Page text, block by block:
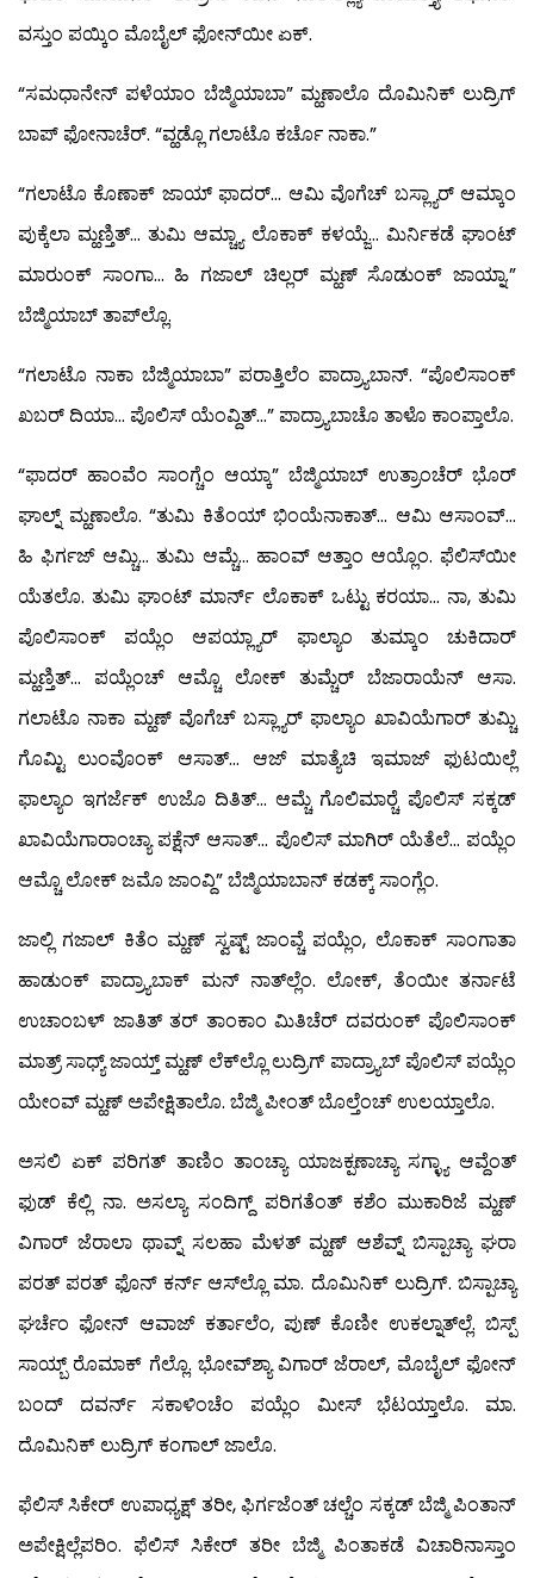
ವಸ್ತುಂ ಪಯ್ಕಿಂ ಮೊಬೈಲ್ ಫೋನ್‍ಯೀ ಏಕ್.
“ಸಮಧಾನೇನ್ ಪಳೆಯಾಂ ಬೆಜ್ಮಿಯಾಬಾ” ಮ್ಹಣಾಲೊ ದೊಮಿನಿಕ್ ಲುದ್ರಿಗ್
ಬಾಪ್ ಫೋನಾಚೆರ್. “ವ್ಹಡ್ಲೊ ಗಲಾಟೊ ಕರ್ಚೊ ನಾಕಾ.”
“ಗಲಾಟೊ ಕೊಣಾಕ್ ಜಾಯ್ ಫಾದರ್… ಆಮಿ ವೊಗೆಚ್ ಬಸ್ಲ್ಯಾರ್ ಆಮ್ಕಾಂ
ಪುಕ್ಕೆಲಾ ಮ್ಹಣ್ತಿತ್… ತುಮಿ ಆಮ್ಚ್ಯಾ ಲೊಕಾಕ್ ಕಳಯ್ಜೆ… ಮಿರ್ನಿಕಡೆ ಘಾಂಟ್
ಮಾರುಂಕ್ ಸಾಂಗಾ… ಹಿ ಗಜಾಲ್ ಚಿಲ್ಲರ್ ಮ್ಹಣ್ ಸೊಡುಂಕ್ ಜಾಯ್ನಾ.”
ಬೆಜ್ಮಿಯಾಬ್ ತಾಪ್‍ಲ್ಲೊ.
“ಗಲಾಟೊ ನಾಕಾ ಬೆಜ್ಮಿಯಾಬಾ” ಪರಾತ್ತಿಲೆಂ ಪಾದ್ರ್ಯಾಬಾನ್. “ಪೊಲಿಸಾಂಕ್
ಖಬರ್ ದಿಯಾ… ಪೊಲಿಸ್ ಯೆಂವ್ದಿತ್…” ಪಾದ್ರ್ಯಾಬಾಚೊ ತಾಳೊ ಕಾಂಪ್ತಾಲೊ.
“ಫಾದರ್ ಹಾಂವೆಂ ಸಾಂಗ್ಚೆಂ ಆಯ್ಕಾ” ಬೆಜ್ಮಿಯಾಬ್ ಉತ್ರಾಂಚೆರ್ ಭೊರ್
ಘಾಲ್ನ್ ಮ್ಹಣಾಲೊ. “ತುಮಿ ಕಿತೆಂಯ್ ಭಿಂಯೆನಾಕಾತ್… ಆಮಿ ಆಸಾಂವ್…
ಹಿ ಫಿರ್ಗಜ್ ಆಮ್ಚಿ… ತುಮಿ ಆಮ್ಚೆ… ಹಾಂವ್ ಆತ್ತಾಂ ಆಯ್ಲೊಂ. ಫೆಲಿಸ್‍ಯೀ
ಯೆತಲೊ. ತುಮಿ ಘಾಂಟ್ ಮಾರ್ನ್ ಲೊಕಾಕ್ ಒಟ್ಟು ಕರಯಾ… ನಾ, ತುಮಿ
ಪೊಲಿಸಾಂಕ್ ಪಯ್ಲೆಂ ಆಪಯ್ಲ್ಯಾರ್ ಫಾಲ್ಯಾಂ ತುಮ್ಕಾಂ ಚುಕಿದಾರ್
ಮ್ಹಣ್ತಿತ್… ಪಯ್ಲೆಂಚ್ ಆಮ್ಚೊ ಲೋಕ್ ತುಮ್ಚೆರ್ ಬೆಜಾರಾಯೆನ್ ಆಸಾ.
ಗಲಾಟೊ ನಾಕಾ ಮ್ಹಣ್ ವೊಗೆಚ್ ಬಸ್ಲ್ಯಾರ್ ಫಾಲ್ಯಾಂ ಖಾವಿಯೆಗಾರ್ ತುಮ್ಚಿ
ಗೊಮ್ಟಿ ಲುಂವೊಂಕ್ ಆಸಾತ್… ಆಜ್ ಮಾತ್ಯೆಚಿ ಇಮಾಜ್ ಫುಟಯಿಲ್ಲೆ
ಫಾಲ್ಯಾಂ ಇಗರ್ಜೆಕ್ ಉಜೊ ದಿತಿತ್… ಆಮ್ಚೆ ಗೊಲಿಮಾರ್‍ಚೆ ಪೊಲಿಸ್ ಸಕ್ಕಡ್
ಖಾವಿಯೆಗಾರಾಂಚ್ಯಾ ಪಕ್ಷೆನ್ ಆಸಾತ್… ಪೊಲಿಸ್ ಮಾಗಿರ್ ಯೆತೆಲೆ… ಪಯ್ಲೆಂ
ಆಮ್ಚೊ ಲೋಕ್ ಜಮೊ ಜಾಂವ್ದಿ” ಬೆಜ್ಮಿಯಾಬಾನ್ ಕಡಕ್ಕ್ ಸಾಂಗ್ಲೆಂ.
ಜಾಲ್ಲಿ ಗಜಾಲ್ ಕಿತೆಂ ಮ್ಹಣ್ ಸ್ವಷ್ಟ್ ಜಾಂವ್ಚೆ ಪಯ್ಲೆಂ, ಲೊಕಾಕ್ ಸಾಂಗಾತಾ
ಹಾಡುಂಕ್ ಪಾದ್ರ್ಯಾಬಾಕ್ ಮನ್ ನಾತ್‍ಲ್ಲೆಂ. ಲೋಕ್, ತೆಂಯೀ ತರ್ನಾಟೆ
ಉಚಾಂಬಳ್ ಜಾತಿತ್ ತರ್ ತಾಂಕಾಂ ಮಿತಿಚೆರ್ ದವರುಂಕ್ ಪೊಲಿಸಾಂಕ್
ಮಾತ್ರ್ ಸಾಧ್ಯ್ ಜಾಯ್ತ್ ಮ್ಹಣ್ ಲೆಕ್‍ಲ್ಲೊ ಲುದ್ರಿಗ್ ಪಾದ್ರ್ಯಾಬ್ ಪೊಲಿಸ್ ಪಯ್ಲೆಂ
ಯೇಂವ್ ಮ್ಹಣ್ ಅಪೇಕ್ಷಿತಾಲೊ. ಬೆಜ್ಮಿ ಪೀಂತ್ ಬೊಲ್ತೆಂಚ್ ಉಲಯ್ತಾಲೊ.
ಅಸಲಿ ಏಕ್ ಪರಿಗತ್ ತಾಣಿಂ ತಾಂಚ್ಯಾ ಯಾಜಕ್ಪಣಾಚ್ಯಾ ಸಗ್ಳ್ಯಾ ಆವ್ದೆಂತ್
ಫುಡ್ ಕೆಲ್ಲಿ ನಾ. ಅಸಲ್ಯಾ ಸಂದಿಗ್ದ್ ಪರಿಗತೆಂತ್ ಕಶೆಂ ಮುಕಾರಿಜೆ ಮ್ಹಣ್
ವಿಗಾರ್ ಜೆರಾಲಾ ಥಾವ್ನ್ ಸಲಹಾ ಮೆಳತ್ ಮ್ಹಣ್ ಆಶೆವ್ನ್ ಬಿಸ್ಪಾಚ್ಯಾ ಘರಾ
ಪರತ್ ಪರತ್ ಫೊನ್ ಕರ್ನ್ ಆಸ್‍ಲ್ಲೊ ಮಾ. ದೊಮಿನಿಕ್ ಲುದ್ರಿಗ್. ಬಿಸ್ಪಾಚ್ಯಾ
ಘರ್ಚೆಂ ಫೋನ್ ಆವಾಜ್ ಕರ್ತಾಲೆಂ, ಪುಣ್ ಕೊಣೀ ಉಕಲ್ನಾತ್‍ಲ್ಲೆ. ಬಿಸ್ಪ್
ಸಾಯ್ಬ್ ರೊಮಾಕ್ ಗೆಲ್ಲೊ. ಭೋವ್‍ಶ್ಯಾ ವಿಗಾರ್ ಜೆರಾಲ್, ಮೊಬೈಲ್ ಫೋನ್
ಬಂದ್ ದವರ್ನ್ ಸಕಾಳಿಂಚೆಂ ಪಯ್ಲೆಂ ಮೀಸ್ ಭೆಟಯ್ತಾಲೊ. ಮಾ.
ದೊಮಿನಿಕ್ ಲುದ್ರಿಗ್ ಕಂಗಾಲ್ ಜಾಲೊ.
ಫೆಲಿಸ್ ಸಿಕೇರ್ ಉಪಾಧ್ಯಕ್ಷ್ ತರೀ, ಫಿರ್ಗಜೆಂತ್ ಚಲ್ಚೆಂ ಸಕ್ಕಡ್ ಬೆಜ್ಮಿ ಪಿಂತಾನ್
ಅಪೇಕ್ಷಿಲ್ಲೆಪರಿಂ. ಫೆಲಿಸ್ ಸಿಕೇರ್ ತರೀ ಬೆಜ್ಮಿ ಪಿಂತಾಕಡೆ ವಿಚಾರಿನಾಸ್ತಾಂ